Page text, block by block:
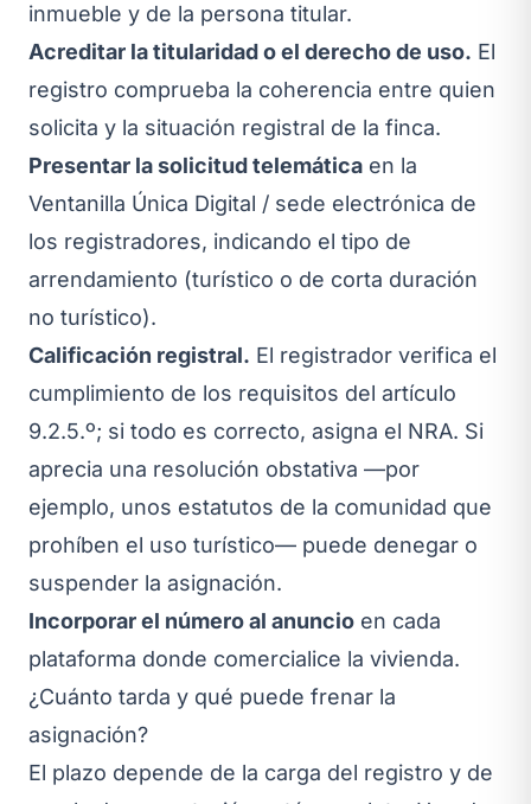
inmueble y de la persona titular.
Acreditar la titularidad o el derecho de uso. El
registro comprueba la coherencia entre quien
solicita y la situación registral de la finca.
Presentar la solicitud telemática en la
Ventanilla Única Digital / sede electrónica de
los registradores, indicando el tipo de
arrendamiento (turístico o de corta duración
no turístico).
Calificación registral. El registrador verifica el
cumplimiento de los requisitos del artículo
9.2.5.º; si todo es correcto, asigna el NRA. Si
aprecia una resolución obstativa —por
ejemplo, unos estatutos de la comunidad que
prohíben el uso turístico— puede denegar o
suspender la asignación.
Incorporar el número al anuncio en cada
plataforma donde comercialice la vivienda.
¿Cuánto tarda y qué puede frenar la
asignación?
El plazo depende de la carga del registro y de